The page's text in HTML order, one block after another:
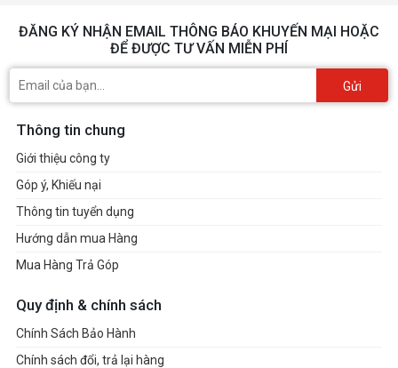
ĐĂNG KÝ NHẬN EMAIL THÔNG BÁO KHUYẾN MẠI HOẶC
ĐỂ ĐƯỢC TƯ VẤN MIỄN PHÍ
Gửi
Thông tin chung
Giới thiệu công ty
Góp ý, Khiếu nại
Thông tin tuyển dụng
Hướng dẫn mua Hàng
Mua Hàng Trả Góp
Quy định & chính sách
Chính Sách Bảo Hành
Chính sách đổi, trả lại hàng